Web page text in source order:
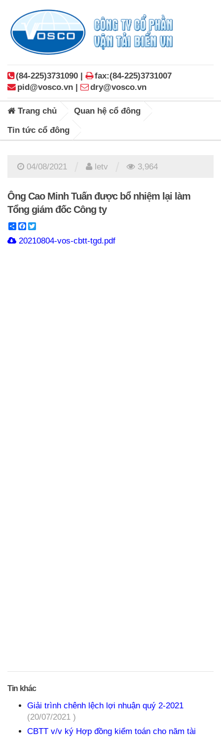
(84-225)3731090 |
fax:(84-225)3731007
pid@vosco.vn |
dry@vosco.vn
Trang chủ Quan hệ cổ đông
Tin tức cổ đông
04/08/2021 letv 3,964
Ông Cao Minh Tuấn được bổ nhiệm lại làm
Tổng giám đốc Công ty
ShareFacebook
20210804-vos-cbtt-tgd.pdf
Tin khác
Giải trình chênh lệch lợi nhuận quý 2-2021
(20/07/2021 )
CBTT v/v ký Hợp đồng kiểm toán cho năm tài